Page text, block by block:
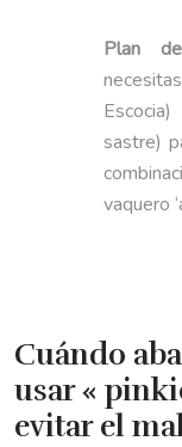
Plan
sastre)
vaquero
Cuándo
usar «
evitar el